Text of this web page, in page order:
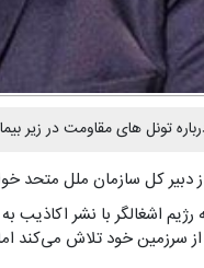
تونل های مقاومت در زیر
کل سازمان ملل متحد
اشغالگر با نشر اکاذیب
از سرزمین خود تلاش